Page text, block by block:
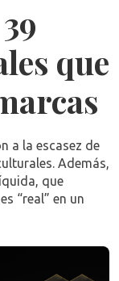
que
a la escasez de
Además,
que
“real” en un